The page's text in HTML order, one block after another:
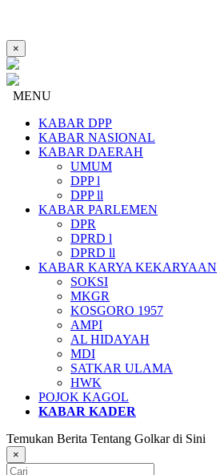
×
MENU
KABAR DPP
KABAR NASIONAL
KABAR DAERAH
UMUM
DPP l
DPP ll
KABAR PARLEMEN
DPR
DPRD l
DPRD ll
KABAR KARYA KEKARYAAN
SOKSI
MKGR
KOSGORO 1957
AMPI
AL HIDAYAH
MDI
SATKAR ULAMA
HWK
POJOK KAGOL
KABAR KADER
Temukan Berita Tentang Golkar di Sini
×